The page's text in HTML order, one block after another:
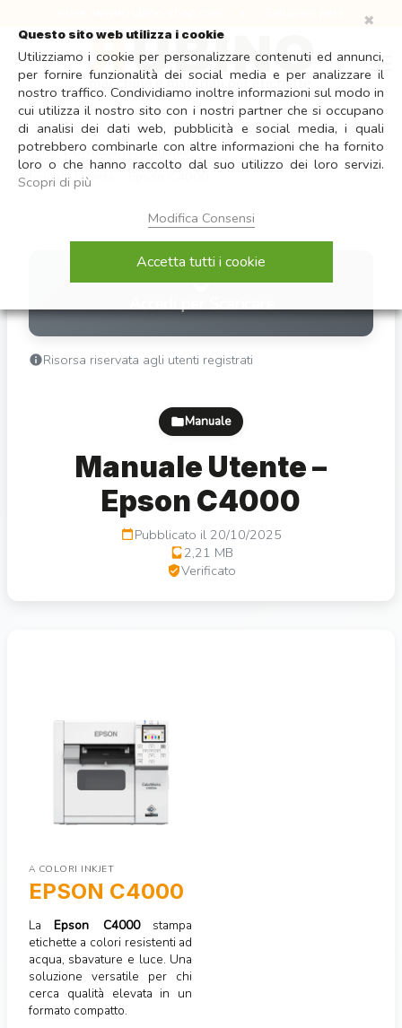
contenuti
Soluzioni personalizzate
Home Downloads Manuale
Manuale Utente – Epson C4000
Manuale
Manuale Utente –
Epson C4000
Pubblicato il 20/10/2025
2,21 MB
Verificato
Accedi per Scaricare
Risorsa riservata agli utenti registrati
A COLORI INKJET
EPSON C4000
LaEpson C4000stampa
etichette a colori resistenti ad
acqua, sbavature e luce. Una
soluzione versatile per chi
cerca qualità elevata in un
formato compatto.
Questo sito web utilizza i cookie
✖
Utilizziamo i cookie per personalizzare contenuti ed annunci,
per fornire funzionalità dei social media e per analizzare il
nostro traffico. Condividiamo inoltre informazioni sul modo in
cui utilizza il nostro sito con i nostri partner che si occupano
di analisi dei dati web, pubblicità e social media, i quali
potrebbero combinarle con altre informazioni che ha fornito
loro o che hanno raccolto dal suo utilizzo dei loro servizi.
Scopri di più
Modifica Consensi
Accetta tutti i cookie